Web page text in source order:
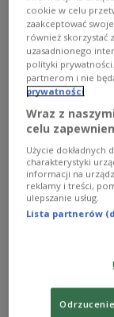
listkiem. Przed
również byli
i nie każdy z
Zobacz więcej na
Zientarski:
błędy
cookie w celu
zaakceptować
również skorzystać
uzasadnionego
polityki
partnerom i nie
prywatności
Wraz z
celu
Użycie dokładnych
charakterystyki
informacji na
reklamy i treści,
ulepszanie usług.
Lista partnerów